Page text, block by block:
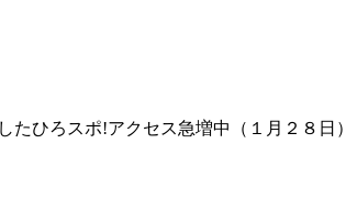
ひろスポ!アクセス急増中（１月２８日）